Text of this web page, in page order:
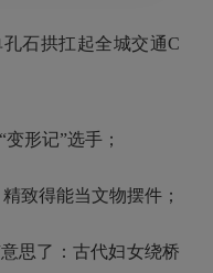
石拱扛起全城交通C
形记”选手；
致得能当文物摆件；
思了：古代妇女绕桥